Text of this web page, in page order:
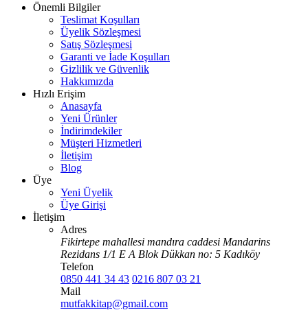
Önemli Bilgiler
Teslimat Koşulları
Üyelik Sözleşmesi
Satış Sözleşmesi
Garanti ve İade Koşulları
Gizlilik ve Güvenlik
Hakkımızda
Hızlı Erişim
Anasayfa
Yeni Ürünler
İndirimdekiler
Müşteri Hizmetleri
İletişim
Blog
Üye
Yeni Üyelik
Üye Girişi
İletişim
Adres
Fikirtepe mahallesi mandıra caddesi Mandarins
Rezidans 1/1 E A Blok Dükkan no: 5 Kadıköy
Telefon
0850 441 34 43 0216 807 03 21
Mail
mutfakkitap@gmail.com